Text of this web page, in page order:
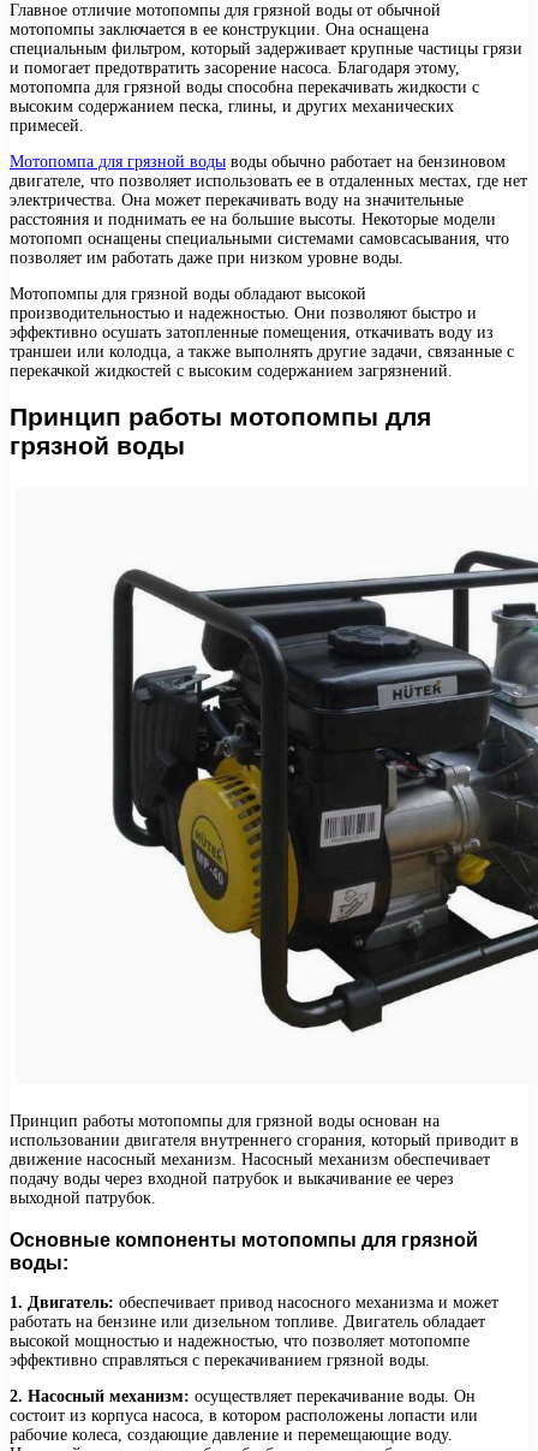
Главное отличие мотопомпы для грязной воды от обычной
мотопомпы заключается в ее конструкции. Она оснащена
специальным фильтром, который задерживает крупные частицы грязи
и помогает предотвратить засорение насоса. Благодаря этому,
мотопомпа для грязной воды способна перекачивать жидкости с
высоким содержанием песка, глины, и других механических
примесей.
Мотопомпа для грязной воды воды обычно работает на бензиновом
двигателе, что позволяет использовать ее в отдаленных местах, где нет
электричества. Она может перекачивать воду на значительные
расстояния и поднимать ее на большие высоты. Некоторые модели
мотопомп оснащены специальными системами самовсасывания, что
позволяет им работать даже при низком уровне воды.
Мотопомпы для грязной воды обладают высокой
производительностью и надежностью. Они позволяют быстро и
эффективно осушать затопленные помещения, откачивать воду из
траншеи или колодца, а также выполнять другие задачи, связанные с
перекачкой жидкостей с высоким содержанием загрязнений.
Принцип работы мотопомпы для
грязной воды
Принцип работы мотопомпы для грязной воды основан на
использовании двигателя внутреннего сгорания, который приводит в
движение насосный механизм. Насосный механизм обеспечивает
подачу воды через входной патрубок и выкачивание ее через
выходной патрубок.
Основные компоненты мотопомпы для грязной
воды:
1. Двигатель: обеспечивает привод насосного механизма и может
работать на бензине или дизельном топливе. Двигатель обладает
высокой мощностью и надежностью, что позволяет мотопомпе
эффективно справляться с перекачиванием грязной воды.
2. Насосный механизм: осуществляет перекачивание воды. Он
состоит из корпуса насоса, в котором расположены лопасти или
рабочие колеса, создающие давление и перемещающие воду.